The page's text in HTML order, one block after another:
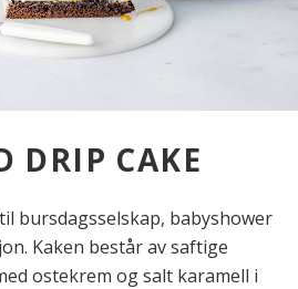
DRIP CAKE
bursdagsselskap, babyshower
Kaken består av saftige
ostekrem og salt karamell i